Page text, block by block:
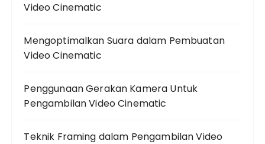
Video Cinematic
Mengoptimalkan Suara dalam Pembuatan
Video Cinematic
Penggunaan Gerakan Kamera Untuk
Pengambilan Video Cinematic
Teknik Framing dalam Pengambilan Video